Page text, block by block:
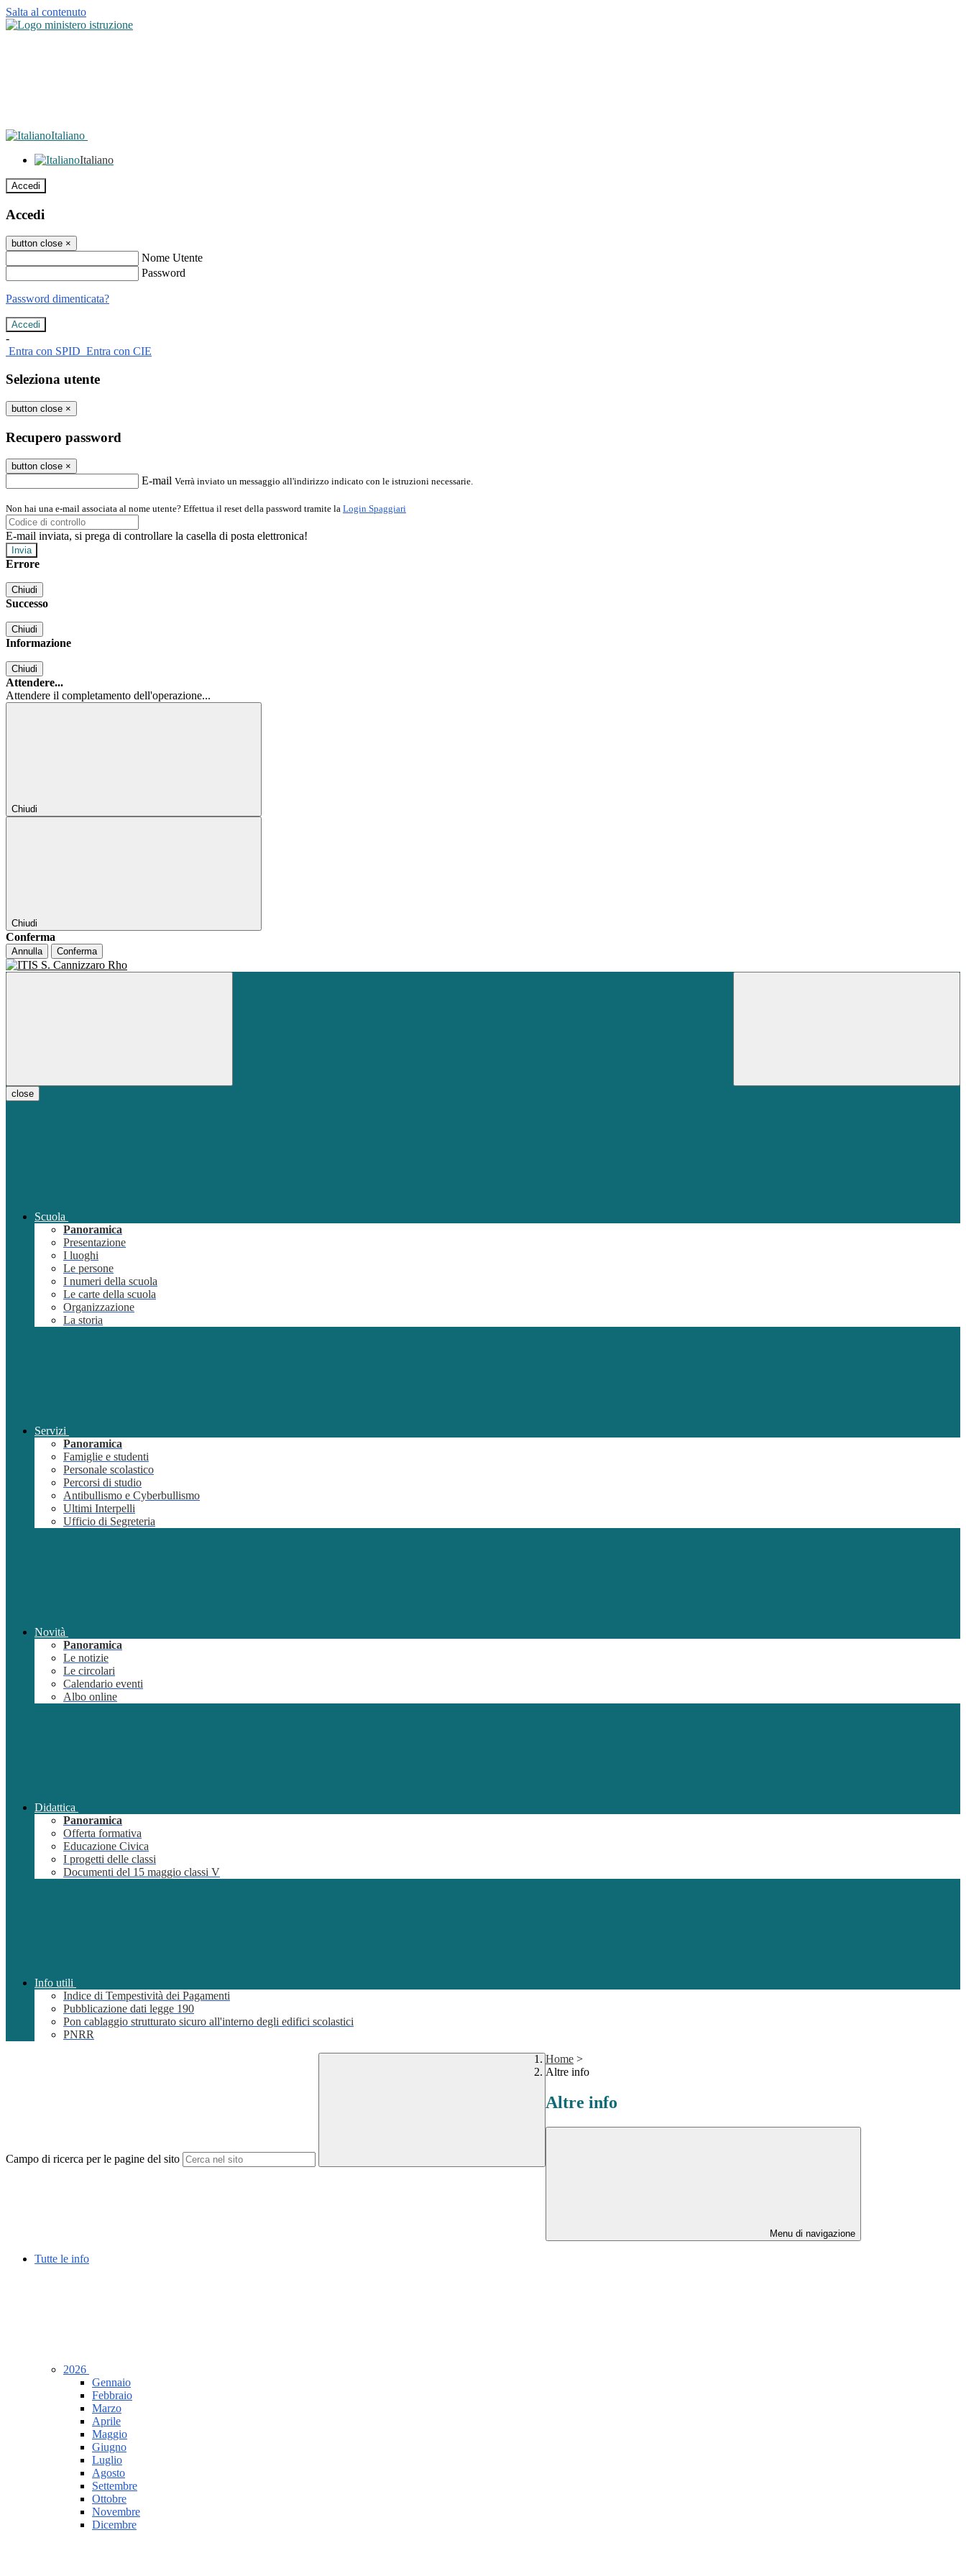
Salta al contenuto
Italiano
Italiano
Accedi
Accedi
button close ×
Nome Utente
Password
Password dimenticata?
-
Entra con SPID Entra con CIE
Seleziona utente
button close ×
Recupero password
button close ×
E-mail Verrà inviato un messaggio all'indirizzo indicato con le istruzioni necessarie.
Non hai una e-mail associata al nome utente? Effettua il reset della password tramite la Login Spaggiari
E-mail inviata, si prega di controllare la casella di posta elettronica!
Errore
Chiudi
Successo
Chiudi
Informazione
Chiudi
Attendere...
Attendere il completamento dell'operazione...
Chiudi
Chiudi
Conferma
Annulla Conferma
close
Scuola
Panoramica
Presentazione
I luoghi
Le persone
I numeri della scuola
Le carte della scuola
Organizzazione
La storia
Servizi
Panoramica
Famiglie e studenti
Personale scolastico
Percorsi di studio
Antibullismo e Cyberbullismo
Ultimi Interpelli
Ufficio di Segreteria
Novità
Panoramica
Le notizie
Le circolari
Calendario eventi
Albo online
Didattica
Panoramica
Offerta formativa
Educazione Civica
I progetti delle classi
Documenti del 15 maggio classi V
Info utili
Indice di Tempestività dei Pagamenti
Pubblicazione dati legge 190
Pon cablaggio strutturato sicuro all'interno degli edifici scolastici
PNRR
Campo di ricerca per le pagine del sito
Home >
Altre info
Altre info
Menu di navigazione
Tutte le info
2026
Gennaio
Febbraio
Marzo
Aprile
Maggio
Giugno
Luglio
Agosto
Settembre
Ottobre
Novembre
Dicembre